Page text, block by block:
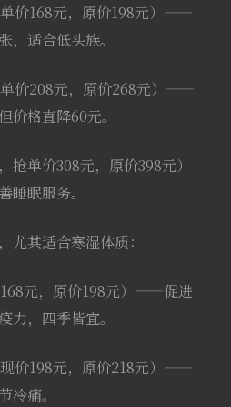
价168元，原价198元）——
，适合低头族。
价208元，原价268元）——
价格直降60元。
抢单价308元，原价398元）
眠服务。
尤其适合寒湿体质：
元，原价198元）——促进
力，四季皆宜。
价198元，原价218元）——
冷痛。